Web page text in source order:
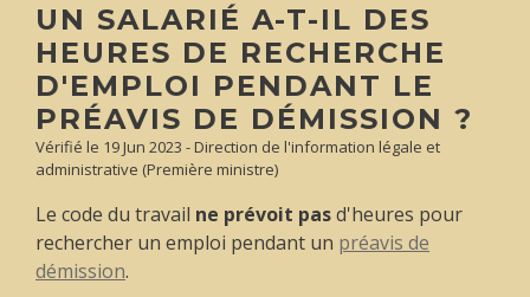
UN SALARIÉ A-T-IL DES
HEURES DE RECHERCHE
D'EMPLOI PENDANT LE
PRÉAVIS DE DÉMISSION ?
Vérifié le 19 Jun 2023 - Direction de l'information légale et
administrative (Première ministre)
Le code du travail ne prévoit pasd'heures pour
rechercher un emploi pendant un préavis de
démission.